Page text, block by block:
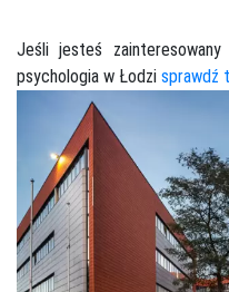
Jeśli jesteś
psychologia w Łodzi sprawdź